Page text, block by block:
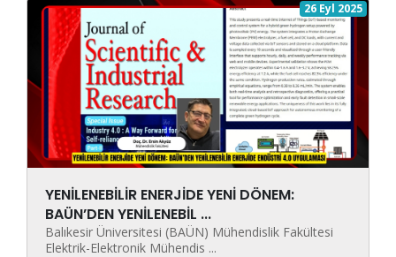
26 Eyl 2025
YENİLENEBİLİR ENERJİDE YENİ DÖNEM:
BAÜN’DEN YENİLENEBİL ...
Balıkesir Üniversitesi (BAÜN) Mühendislik Fakültesi
Elektrik-Elektronik Mühendis ...